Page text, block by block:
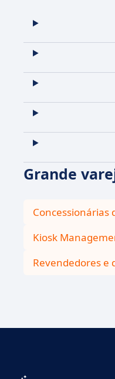
Grande
Concessionárias
Kiosk
Revendedores e